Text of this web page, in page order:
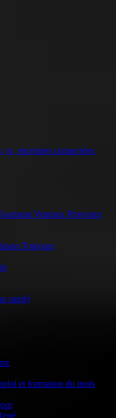
enceintes connectées,
Ventoux Provence
Toujours
santé)
et formation du mois